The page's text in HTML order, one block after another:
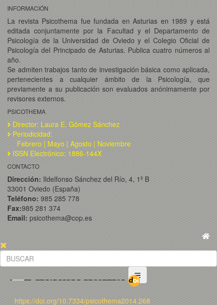
INFORMACIÓN
La revista Psicothema fue fundada en Asturias en 1989 y está
editada conjuntamente por la Facultad y el Departamento de
Psicología de la Universidad de Oviedo y el Colegio Oficial de
Psicología del Principado de Asturias. Publica cuatro números al
año.
Se admiten trabajos tanto de investigación básica como aplicada,
pertenecientes a cualquier ámbito de la Psicología, que
previamente a su publicación son evaluados anónimamente por
revisores externos.
PSICOTHEMA
Director: Laura E. Gómez Sánchez
Periodicidad:
Febrero | Mayo | Agosto | Noviembre
ISSN Electrónico: 1886-144X
CONTACTO
Dirección: Ildelfonso Sánchez del Río, 4, 1º B
33001 Oviedo (España)
Teléfono: 985 285 778
Fax:985 281 374
Email: psicothema@cop.es
https://doi.org/10.7334/psicothema2014.268